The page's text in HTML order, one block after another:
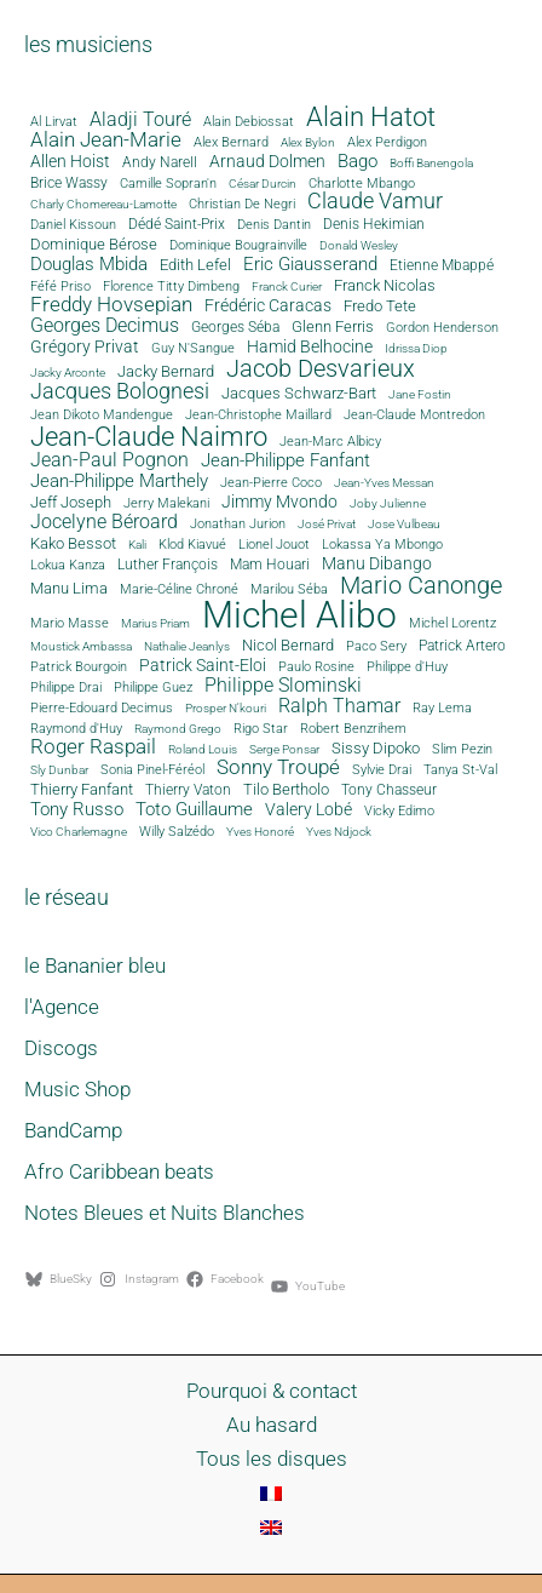
les musiciens
Al Lirvat Aladji Touré Alain Debiossat Alain Hatot
Alain Jean-Marie Alex Bernard Alex Bylon Alex Perdigon
Allen Hoist Andy Narell Arnaud Dolmen Bago Boffi Banengola
Brice Wassy Camille Sopran'n César Durcin Charlotte Mbango
Charly Chomereau-Lamotte Christian De Negri Claude Vamur
Daniel Kissoun Dédé Saint-Prix Denis Dantin Denis Hekimian
Dominique Bérose Dominique Bougrainville Donald Wesley
Douglas Mbida Edith Lefel Eric Giausserand Etienne Mbappé
Féfé Priso Florence Titty Dimbeng Franck Curier Franck Nicolas
Freddy Hovsepian Frédéric Caracas Fredo Tete
Georges Decimus Georges Séba Glenn Ferris Gordon Henderson
Grégory Privat Guy N'Sangue Hamid Belhocine
Idrissa Diop
Jacky Arconte
Jacky Bernard Jacob Desvarieux
Jacques Bolognesi Jacques Schwarz-Bart Jane Fostin
Jean Dikoto Mandengue Jean-Christophe Maillard Jean-Claude Montredon
Jean-Claude Naimro Jean-Marc Albicy
Jean-Paul Pognon
Jean-Philippe Fanfant
Jean-Philippe Marthely
Jean-Pierre Coco Jean-Yves Messan
Jeff Joseph Jerry Malekani Jimmy Mvondo Joby Julienne
Jocelyne Béroard Jonathan Jurion José Privat Jose Vulbeau
Kako Bessot Kali Klod Kiavué Lionel Jouot
Lokassa Ya Mbongo
Lokua Kanza
Luther François Mam Houari Manu Dibango
Manu Lima Marie-Céline Chroné Marilou Séba Mario Canonge
Mario Masse Marius Priam Michel Alibo Michel Lorentz
Moustick Ambassa Nathalie Jeanlys Nicol Bernard Paco Sery
Patrick Artero
Patrick Bourgoin
Patrick Saint-Eloi Paulo Rosine
Philippe d'Huy
Philippe Drai
Philippe Guez Philippe Slominski
Pierre-Edouard Decimus Prosper N'kouri Ralph Thamar
Ray Lema
Raymond d'Huy
Raymond Grego Rigo Star Robert Benzrihem
Roger Raspail Roland Louis Serge Ponsar Sissy Dipoko Slim Pezin
Sly Dunbar Sonia Pinel-Féréol Sonny Troupé Sylvie Drai Tanya St-Val
Thierry Fanfant Thierry Vaton Tilo Bertholo Tony Chasseur
Tony Russo Toto Guillaume Valery Lobé Vicky Edimo
Vico Charlemagne Willy Salzédo Yves Honoré Yves Ndjock
le réseau
le Bananier bleu
l'Agence
Discogs
Music Shop
BandCamp
Afro Caribbean beats
Notes Bleues et Nuits Blanches
BlueSky Instagram Facebook YouTube
Pourquoi & contact
Au hasard
Tous les disques